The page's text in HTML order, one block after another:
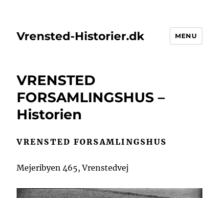
Vrensted-Historier.dk MENU
VRENSTED
FORSAMLINGSHUS –
Historien
VRENSTED FORSAMLINGSHUS
Mejeribyen 465, Vrenstedvej